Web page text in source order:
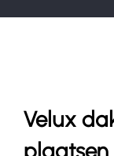
Blogs
Velux